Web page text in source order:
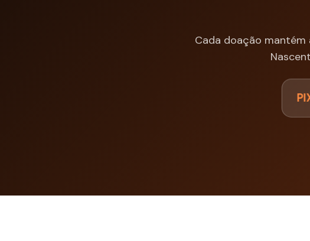
Cada doação mantém